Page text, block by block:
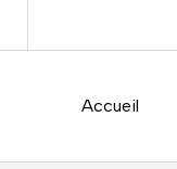
Accueil